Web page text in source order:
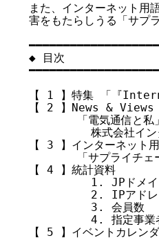
また、インターネット用
害をもたらしうる「サプ
◆ 目次
【 1 】特集 「『
【 2 】News & Views
       「電気通信と私」
株式会社イン
【 3 】インターネット
「サプライチェ
【 4 】統計資料
1. JPドメイ
2. IPアドレ
         3. 会員数
4. 指定事業
【 5 】イベントカレン